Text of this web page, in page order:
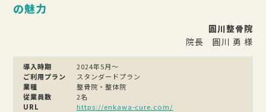
の魅力
圓川整骨院
院長 圓川 勇 様
導入時期
2024年5月〜
ご利用プラン
スタンダードプラン
業種
整骨院・整体院
従業員数
2名
URL
https://enkawa-cure.com/